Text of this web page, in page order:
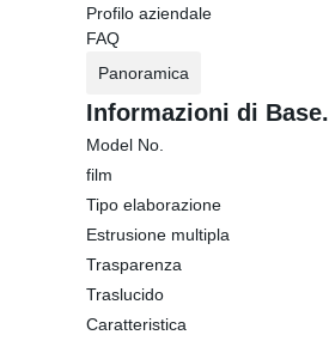
Profilo aziendale
FAQ
Panoramica
Informazioni di Base.
Model No.
film
Tipo elaborazione
Estrusione multipla
Trasparenza
Traslucido
Caratteristica